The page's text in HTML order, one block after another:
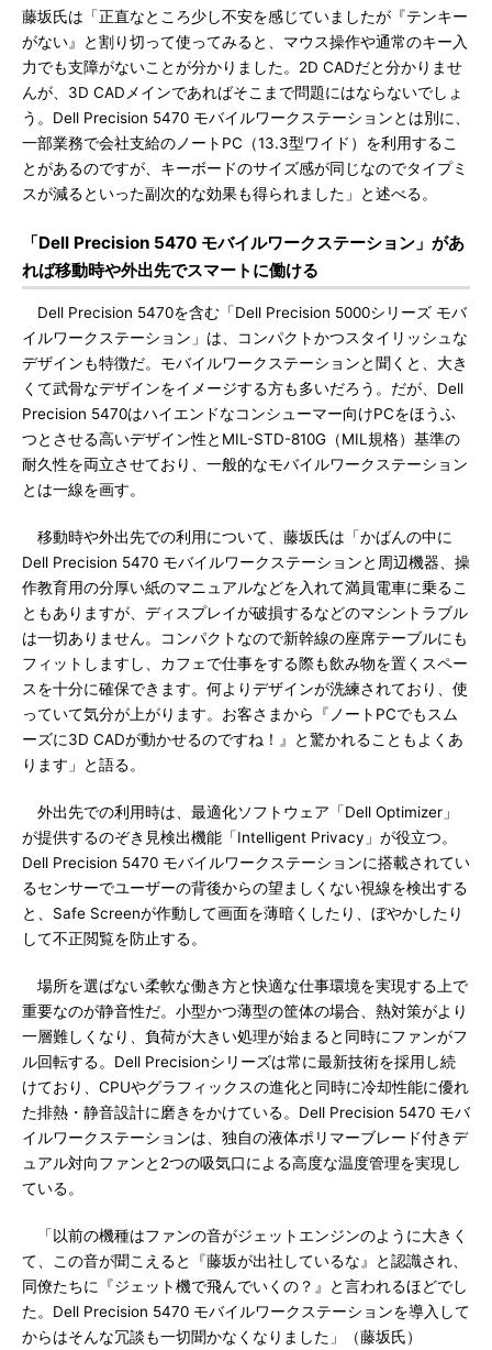
藤坂氏は「正直なところ少し不安を感じていましたが『テンキー
がない』と割り切って使ってみると、マウス操作や通常のキー入
力でも支障がないことが分かりました。2D CADだと分かりませ
んが、3D CADメインであればそこまで問題にはならないでしょ
う。Dell Precision 5470 モバイルワークステーションとは別に、
一部業務で会社支給のノートPC（13.3型ワイド）を利用するこ
とがあるのですが、キーボードのサイズ感が同じなのでタイプミ
スが減るといった副次的な効果も得られました」と述べる。
「Dell Precision 5470 モバイルワークステーション」があ
れば移動時や外出先でスマートに働ける
Dell Precision 5470を含む「Dell Precision 5000シリーズ モバ
イルワークステーション」は、コンパクトかつスタイリッシュな
デザインも特徴だ。モバイルワークステーションと聞くと、大き
くて武骨なデザインをイメージする方も多いだろう。だが、Dell
Precision 5470はハイエンドなコンシューマー向けPCをほうふ
つとさせる高いデザイン性とMIL-STD-810G（MIL規格）基準の
耐久性を両立させており、一般的なモバイルワークステーション
とは一線を画す。
移動時や外出先での利用について、藤坂氏は「かばんの中に
Dell Precision 5470 モバイルワークステーションと周辺機器、操
作教育用の分厚い紙のマニュアルなどを入れて満員電車に乗るこ
ともありますが、ディスプレイが破損するなどのマシントラブル
は一切ありません。コンパクトなので新幹線の座席テーブルにも
フィットしますし、カフェで仕事をする際も飲み物を置くスペー
スを十分に確保できます。何よりデザインが洗練されており、使
っていて気分が上がります。お客さまから『ノートPCでもスム
ーズに3D CADが動かせるのですね！』と驚かれることもよくあ
ります」と語る。
外出先での利用時は、最適化ソフトウェア「Dell Optimizer」
が提供するのぞき見検出機能「Intelligent Privacy」が役立つ。
Dell Precision 5470 モバイルワークステーションに搭載されてい
るセンサーでユーザーの背後からの望ましくない視線を検出する
と、Safe Screenが作動して画面を薄暗くしたり、ぼやかしたり
して不正閲覧を防止する。
場所を選ばない柔軟な働き方と快適な仕事環境を実現する上で
重要なのが静音性だ。小型かつ薄型の筐体の場合、熱対策がより
一層難しくなり、負荷が大きい処理が始まると同時にファンがフ
ル回転する。Dell Precisionシリーズは常に最新技術を採用し続
けており、CPUやグラフィックスの進化と同時に冷却性能に優れ
た排熱・静音設計に磨きをかけている。Dell Precision 5470 モバ
イルワークステーションは、独自の液体ポリマーブレード付きデ
ュアル対向ファンと2つの吸気口による高度な温度管理を実現し
ている。
「以前の機種はファンの音がジェットエンジンのように大きく
て、この音が聞こえると『藤坂が出社しているな』と認識され、
同僚たちに『ジェット機で飛んでいくの？』と言われるほどでし
た。Dell Precision 5470 モバイルワークステーションを導入して
からはそんな冗談も一切聞かなくなりました」（藤坂氏）